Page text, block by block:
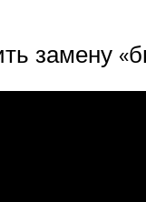
замену